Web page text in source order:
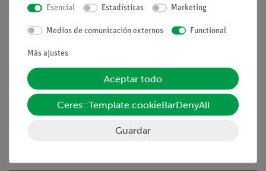
Contactos chapados en oro libres de corrosión
en la parte superior, los componentes reales se pueden
ver en el exterior
Tareas
¿Cómo funciona un instrumento para medir la corriente?
Construye un modelo de galvanómetro (instrumento para
medir la corriente) y utilízalo para investigar cómo funciona
Esencial Estadísticas Marketing
Medios de comunicación externos Functional
Más ajustes
Aceptar todo
Ceres::Template.cookieBarDenyAll
Guardar